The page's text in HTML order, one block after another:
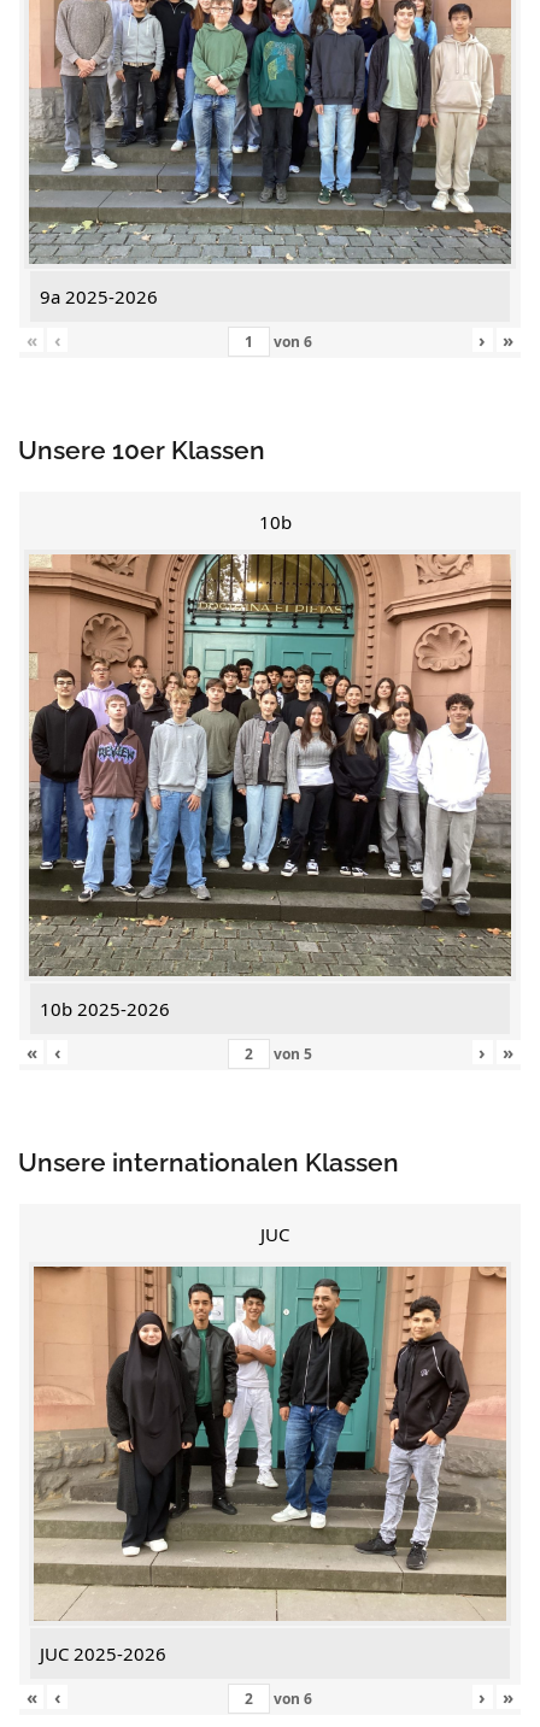
9a 2025-2026
«
‹ von 6 › »
Unsere 10er Klassen
10b
10b 2025-2026
«
‹ von 5 › »
Unsere internationalen Klassen
JUC
JUC 2025-2026
«
‹ von 6 › »